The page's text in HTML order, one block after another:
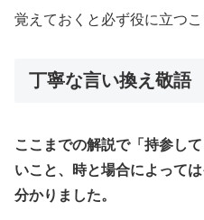
覚えておくと必ず役に立つこ
丁寧な言い換え敬語
ここまでの解説で「持参し
いこと、時と場合によって
分かりました。